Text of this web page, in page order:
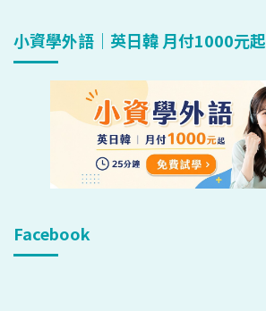
小資學外語｜英日韓 月付1000元起
Facebook